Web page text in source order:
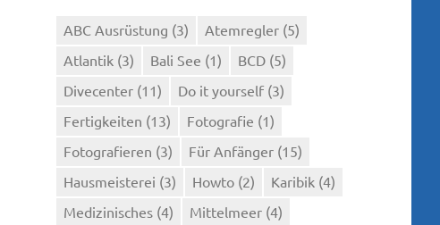
ABC Ausrüstung (3) Atemregler (5)
Atlantik (3) Bali See (1) BCD (5)
Divecenter (11) Do it yourself (3)
Fertigkeiten (13) Fotografie (1)
Fotografieren (3) Für Anfänger (15)
Hausmeisterei (3) Howto (2) Karibik (4)
Medizinisches (4) Mittelmeer (4)